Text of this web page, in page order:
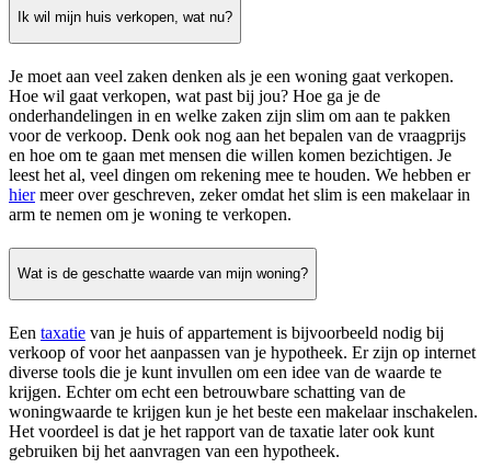
Ik wil mijn huis verkopen, wat nu?
Je moet aan veel zaken denken als je een woning gaat verkopen.
Hoe wil gaat verkopen, wat past bij jou? Hoe ga je de
onderhandelingen in en welke zaken zijn slim om aan te pakken
voor de verkoop. Denk ook nog aan het bepalen van de vraagprijs
en hoe om te gaan met mensen die willen komen bezichtigen. Je
leest het al, veel dingen om rekening mee te houden. We hebben er
hiermeer over geschreven, zeker omdat het slim is een makelaar in
arm te nemen om je woning te verkopen.
Wat is de geschatte waarde van mijn woning?
Een taxatie van je huis of appartement is bijvoorbeeld nodig bij
verkoop of voor het aanpassen van je hypotheek. Er zijn op internet
diverse tools die je kunt invullen om een idee van de waarde te
krijgen. Echter om echt een betrouwbare schatting van de
woningwaarde te krijgen kun je het beste een makelaar inschakelen.
Het voordeel is dat je het rapport van de taxatie later ook kunt
gebruiken bij het aanvragen van een hypotheek.